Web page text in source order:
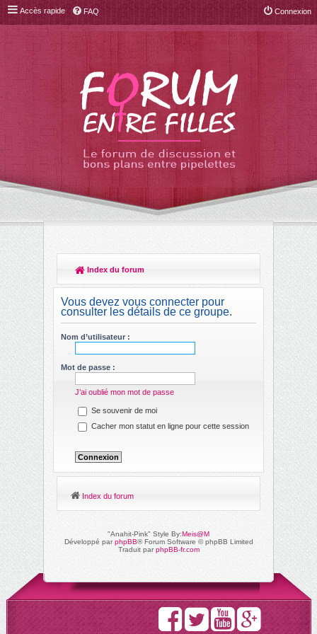
Accès rapide FAQ Connexion
Index du forum
ec
Vous devez vous connecter pour
consulter les détails de ce groupe.
Nom d’utilisateur :
Mot de passe :
J’ai oublié mon mot de passe
Se souvenir de moi
Cacher mon statut en ligne pour cette session
Index du forum
"Anahit-Pink" Style By:Meis@M
Développé parphpBB® Forum Software © phpBB Limited
Traduit parphpBB-fr.com